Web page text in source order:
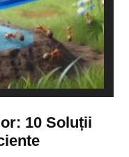
10 Soluții